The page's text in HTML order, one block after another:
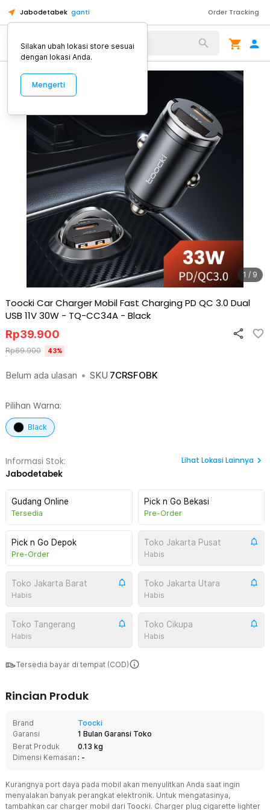
Jabodetabek ganti Order Tracking
Alat Kopi
1 / 9
Toocki Car Charger Mobil Fast Charging PD QC 3.0 Dual
USB 11V 30W - TQ-CC34A - Black
Belum ada ulasan • SKU 7CRSFOBK
Rp39.900
Rp69.900 43%
Pilihan Warna:
Black
Informasi Stok:
Jabodetabek
Lihat Lokasi Lainnya
Gudang Online
Tersedia
Pick n Go Bekasi
Pre-Order
Pick n Go Depok
Pre-Order
Toko Jakarta Pusat
Habis
Toko Jakarta Barat
Habis
Toko Jakarta Utara
Habis
Toko Tangerang
Habis
Toko Cikupa
Habis
Tersedia bayar di tempat (COD)
Rincian Produk
Brand
Toocki
Garansi
1 Bulan Garansi Toko
Berat Produk
0.13 kg
Dimensi Kemasan : -
Kurangnya port daya pada mobil akan menyulitkan Anda saat ingin
menyalakan banyak perangkat elektronik. Untuk mengatasinya,
tambahkan car charger mobil dari Toocki. Charger plug cigarette lighter
Silakan ubah lokasi store sesuai
dengan lokasi Anda.
Mengerti